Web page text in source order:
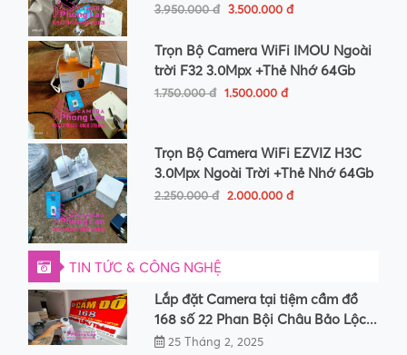
3.950.000 đ 3.500.000 đ
Trọn Bộ Camera WiFi IMOU Ngoài
trời F32 3.0Mpx +Thẻ Nhớ 64Gb
1.750.000 đ 1.500.000 đ
Trọn Bộ Camera WiFi EZVIZ H3C
3.0Mpx Ngoài Trời +Thẻ Nhớ 64Gb
2.250.000 đ 2.000.000 đ
TIN TỨC & CÔNG NGHỆ
Lắp đặt Camera tại tiệm cầm đồ
168 số 22 Phan Bội Châu Bảo Lộc...
25 Tháng 2, 2025